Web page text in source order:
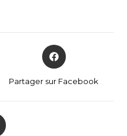
Partager sur Facebook